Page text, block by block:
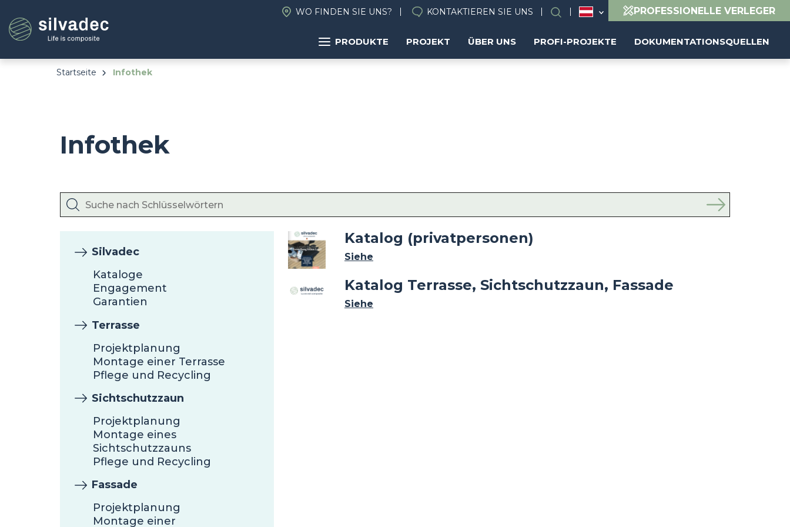
zum
Inhalt
WO FINDEN SIE UNS? KONTAKTIEREN SIE UNS Suchen PROFESSIONELLE VERLEGER
PRODUKTE PROJEKT ÜBER UNS PROFI-PROJEKTE DOKUMENTATIONSQUELLEN
Startseite Infothek
Infothek
Silvadec
Kataloge
Engagement
Garantien
Terrasse
Projektplanung
Montage einer Terrasse
Pflege und Recycling
Sichtschutzzaun
Projektplanung
Montage eines
Sichtschutzzauns
Pflege und Recycling
Fassade
Projektplanung
Montage einer
Image Katalog (privatpersonen)
Siehe
Katalog Terrasse, Sichtschutzzaun, Fassade
Siehe